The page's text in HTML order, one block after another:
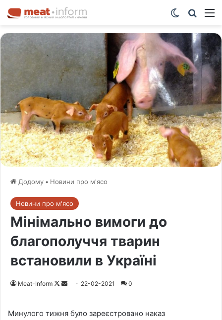
Switch skin
Додому • Новини про м'ясо
Новини про м'ясо
Мінімально вимоги до
благополуччя тварин
встановили в Україні
Meat-Inform
F
22-02-2021 0
Минулого тижня було зареєстровано наказ